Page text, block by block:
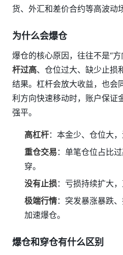
货、外汇和差价合约等高波动
为什么会爆仓
爆仓的核心原因，往往不是“
杆过高、仓位过大、缺少止损
结果。杠杆会放大收益，也会
利方向快速移动时，账户保证
强平。
高杠杆：本金少、仓位大
重仓交易 ：单笔仓位占比
穿。
没有止损 ：亏损持续扩大
极端行情：突发暴涨暴跌
加速爆仓。
爆仓和穿仓有什么区别